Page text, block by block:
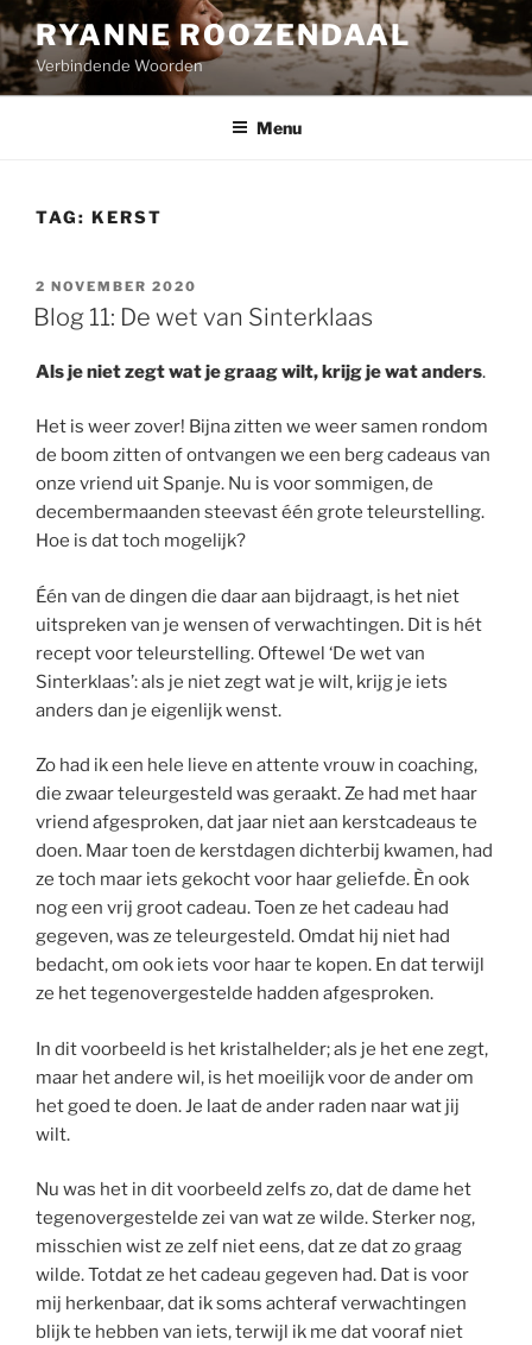
Naar
de
inhoud
springen
RYANNE ROOZENDAAL
Verbindende Woorden
Menu
TAG: KERST
GEPLAATST
OP
2 NOVEMBER 2020
Blog 11: De wet van Sinterklaas
Als je niet zegt wat je graag wilt, krijg je wat anders.
Het is weer zover! Bijna zitten we weer samen rondom
de boom zitten of ontvangen we een berg cadeaus van
onze vriend uit Spanje. Nu is voor sommigen, de
decembermaanden steevast één grote teleurstelling.
Hoe is dat toch mogelijk?
Één van de dingen die daar aan bijdraagt, is het niet
uitspreken van je wensen of verwachtingen. Dit is hét
recept voor teleurstelling. Oftewel ‘De wet van
Sinterklaas’: als je niet zegt wat je wilt, krijg je iets
anders dan je eigenlijk wenst.
Zo had ik een hele lieve en attente vrouw in coaching,
die zwaar teleurgesteld was geraakt. Ze had met haar
vriend afgesproken, dat jaar niet aan kerstcadeaus te
doen. Maar toen de kerstdagen dichterbij kwamen, had
ze toch maar iets gekocht voor haar geliefde. Èn ook
nog een vrij groot cadeau. Toen ze het cadeau had
gegeven, was ze teleurgesteld. Omdat hij niet had
bedacht, om ook iets voor haar te kopen. En dat terwijl
ze het tegenovergestelde hadden afgesproken.
In dit voorbeeld is het kristalhelder; als je het ene zegt,
maar het andere wil, is het moeilijk voor de ander om
het goed te doen. Je laat de ander raden naar wat jij
wilt.
Nu was het in dit voorbeeld zelfs zo, dat de dame het
tegenovergestelde zei van wat ze wilde. Sterker nog,
misschien wist ze zelf niet eens, dat ze dat zo graag
wilde. Totdat ze het cadeau gegeven had. Dat is voor
mij herkenbaar, dat ik soms achteraf verwachtingen
blijk te hebben van iets, terwijl ik me dat vooraf niet